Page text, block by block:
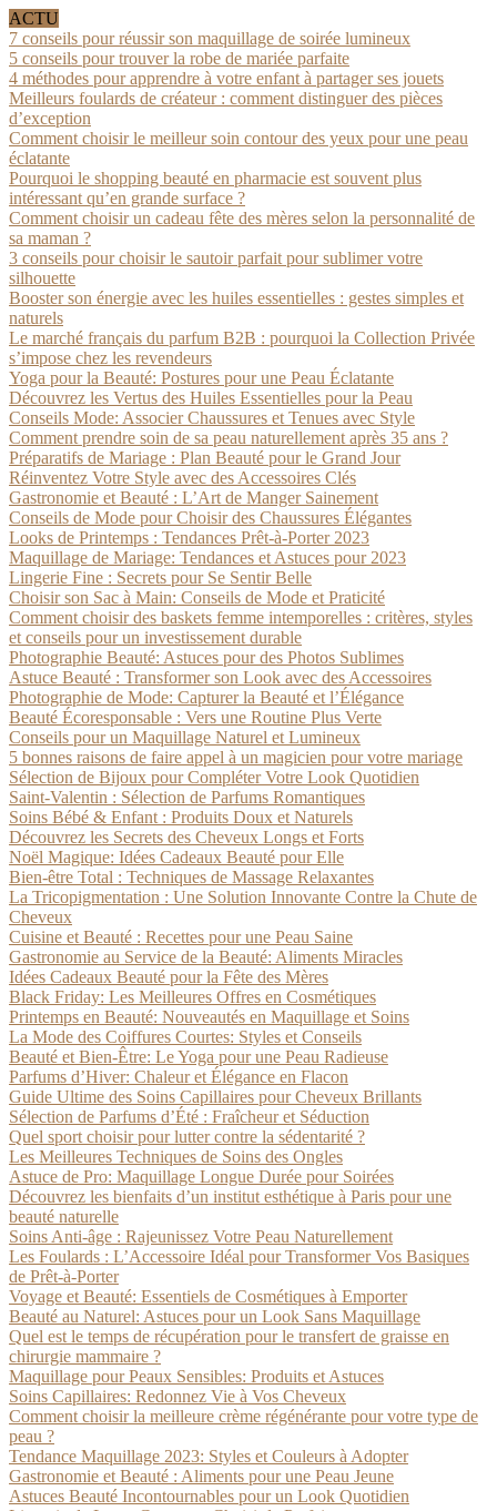
ACTU
7 conseils pour réussir son maquillage de soirée lumineux
5 conseils pour trouver la robe de mariée parfaite
4 méthodes pour apprendre à votre enfant à partager ses jouets
Meilleurs foulards de créateur : comment distinguer des pièces
d’exception
Comment choisir le meilleur soin contour des yeux pour une peau
éclatante
Pourquoi le shopping beauté en pharmacie est souvent plus
intéressant qu’en grande surface ?
Comment choisir un cadeau fête des mères selon la personnalité de
sa maman ?
3 conseils pour choisir le sautoir parfait pour sublimer votre
silhouette
Booster son énergie avec les huiles essentielles : gestes simples et
naturels
Le marché français du parfum B2B : pourquoi la Collection Privée
s’impose chez les revendeurs
Yoga pour la Beauté: Postures pour une Peau Éclatante
Découvrez les Vertus des Huiles Essentielles pour la Peau
Conseils Mode: Associer Chaussures et Tenues avec Style
Comment prendre soin de sa peau naturellement après 35 ans ?
Préparatifs de Mariage : Plan Beauté pour le Grand Jour
Réinventez Votre Style avec des Accessoires Clés
Gastronomie et Beauté : L’Art de Manger Sainement
Conseils de Mode pour Choisir des Chaussures Élégantes
Looks de Printemps : Tendances Prêt-à-Porter 2023
Maquillage de Mariage: Tendances et Astuces pour 2023
Lingerie Fine : Secrets pour Se Sentir Belle
Choisir son Sac à Main: Conseils de Mode et Praticité
Comment choisir des baskets femme intemporelles : critères, styles
et conseils pour un investissement durable
Photographie Beauté: Astuces pour des Photos Sublimes
Astuce Beauté : Transformer son Look avec des Accessoires
Photographie de Mode: Capturer la Beauté et l’Élégance
Beauté Écoresponsable : Vers une Routine Plus Verte
Conseils pour un Maquillage Naturel et Lumineux
5 bonnes raisons de faire appel à un magicien pour votre mariage
Sélection de Bijoux pour Compléter Votre Look Quotidien
Saint-Valentin : Sélection de Parfums Romantiques
Soins Bébé & Enfant : Produits Doux et Naturels
Découvrez les Secrets des Cheveux Longs et Forts
Noël Magique: Idées Cadeaux Beauté pour Elle
Bien-être Total : Techniques de Massage Relaxantes
La Tricopigmentation : Une Solution Innovante Contre la Chute de
Cheveux
Cuisine et Beauté : Recettes pour une Peau Saine
Gastronomie au Service de la Beauté: Aliments Miracles
Idées Cadeaux Beauté pour la Fête des Mères
Black Friday: Les Meilleures Offres en Cosmétiques
Printemps en Beauté: Nouveautés en Maquillage et Soins
La Mode des Coiffures Courtes: Styles et Conseils
Beauté et Bien-Être: Le Yoga pour une Peau Radieuse
Parfums d’Hiver: Chaleur et Élégance en Flacon
Guide Ultime des Soins Capillaires pour Cheveux Brillants
Sélection de Parfums d’Été : Fraîcheur et Séduction
Quel sport choisir pour lutter contre la sédentarité ?
Les Meilleures Techniques de Soins des Ongles
Astuce de Pro: Maquillage Longue Durée pour Soirées
Découvrez les bienfaits d’un institut esthétique à Paris pour une
beauté naturelle
Soins Anti-âge : Rajeunissez Votre Peau Naturellement
Les Foulards : L’Accessoire Idéal pour Transformer Vos Basiques
de Prêt-à-Porter
Voyage et Beauté: Essentiels de Cosmétiques à Emporter
Beauté au Naturel: Astuces pour un Look Sans Maquillage
Quel est le temps de récupération pour le transfert de graisse en
chirurgie mammaire ?
Maquillage pour Peaux Sensibles: Produits et Astuces
Soins Capillaires: Redonnez Vie à Vos Cheveux
Comment choisir la meilleure crème régénérante pour votre type de
peau ?
Tendance Maquillage 2023: Styles et Couleurs à Adopter
Gastronomie et Beauté : Aliments pour une Peau Jeune
Astuces Beauté Incontournables pour un Look Quotidien